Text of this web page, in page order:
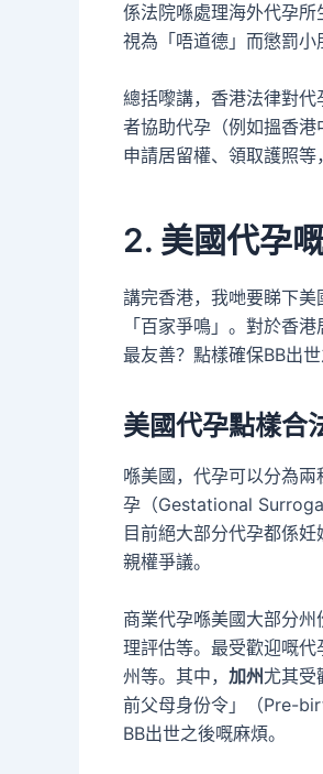
係法院喺處理海外代孕
視為「唔道德」而懲罰小
總括嚟講，香港法律對
者協助代孕（例如搵香港
申請居留權、領取護照等
2. 美國代孕
講完香港，我哋要睇下
「百家爭鳴」。對於香
最友善？點樣確保BB出
美國代孕點樣合
喺美國，代孕可以分為
孕（Gestational
目前絕大部分代孕都係
親權爭議。
商業代孕喺美國大部分
理評估等。最受歡迎嘅
州等。其中， 加州尤其受
前父母身份令」（Pre-
BB出世之後嘅麻煩。